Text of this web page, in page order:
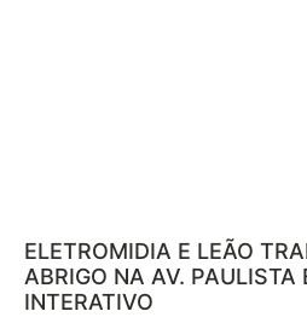
ELETROMIDIA E LEÃO
ABRIGO NA AV. PAULISTA
INTERATIVO